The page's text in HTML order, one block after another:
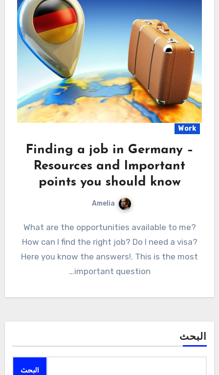
Work
Finding a job in Germany –
Resources and Important
points you should know
Amelia
What are the opportunities available to me?
How can I find the right job? Do I need a visa?
Here you know the answers!. This is the most
important question…
البحث
البحث